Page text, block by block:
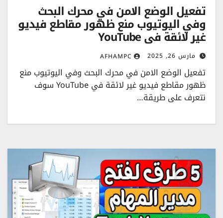
تفعيل الوضع الامن في محرك البحث
وفي اليوتيوب منع ظهور مقاطع فيديو
غير لائقة في YouTube
مارس 26, 2025 AFHAMPC
تفعيل الوضع الامن في محرك البحث وفي اليوتيوب منع
ظهور مقاطع فيديو غير لائقة في YouTube سوف
نتعرف على طريقة…